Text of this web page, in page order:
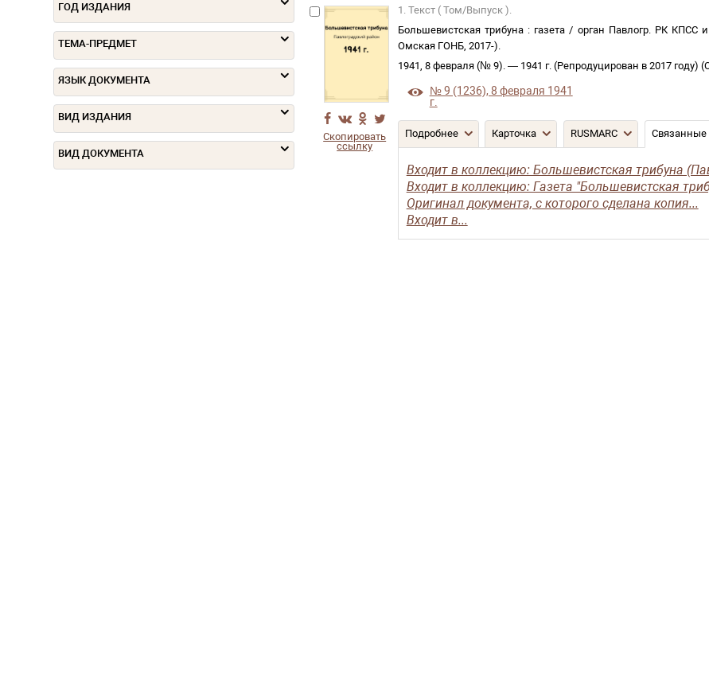
ГОД ИЗДАНИЯ
ТЕМА-ПРЕДМЕТ
ЯЗЫК ДОКУМЕНТА
ВИД ИЗДАНИЯ
ВИД ДОКУМЕНТА
Скопировать
ссылку
1. Текст ( Том/Выпуск ).
Большевистская трибуна : газета / орган Павлогр. РК КПСС
Омская ГОНБ, 2017-).
1941, 8 февраля (№ 9). —1941 г. (Репродуцирован в 2017 году) (
№ 9 (1236), 8 февраля 1941
г.
Подробнее Карточка RUSMARC Связанные
Входит в коллекцию: Большевистская трибуна
Входит в коллекцию: Газета "Большевистская
Оригинал документа, с которого сделана копия...
Входит в...